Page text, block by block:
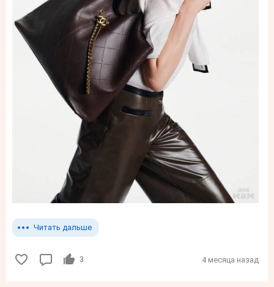
Читать дальше
3 4 месяца назад